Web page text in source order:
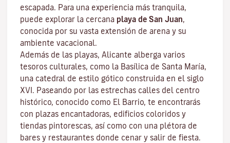
escapada. Para una experiencia más tranquila,
puede explorar la cercana playa de San Juan,
conocida por su vasta extensión de arena y su
ambiente vacacional.
Además de las playas, Alicante alberga varios
tesoros culturales, como la Basílica de Santa María,
una catedral de estilo gótico construida en el siglo
XVI. Paseando por las estrechas calles del centro
histórico, conocido como El Barrio, te encontrarás
con plazas encantadoras, edificios coloridos y
tiendas pintorescas, así como con una plétora de
bares y restaurantes donde cenar y salir de fiesta.